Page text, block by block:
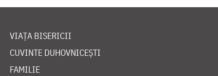
VIAȚA BISERICII
CUVINTE DUHOVNICEȘTI
FAMILIE